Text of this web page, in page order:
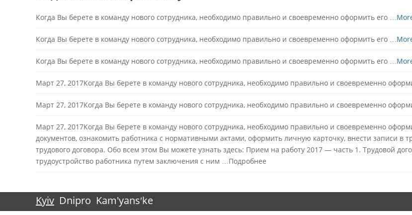
Когда Вы берете в команду нового сотрудника, необходимо правильно и своевременно оформить его …
Когда Вы берете в команду нового сотрудника, необходимо правильно и своевременно оформить его …
Когда Вы берете в команду нового сотрудника, необходимо правильно и своевременно оформить его …
Март 27, 2017Когда Вы берете в команду нового сотрудника, необходимо правильно и своевременно
Март 27, 2017Когда Вы берете в команду нового сотрудника, необходимо правильно и своевременно
Март 27, 2017Когда Вы берете в команду нового сотрудника, необходимо правильно и своевременно
документов, ознакомить работника с нормативными актами, оформить личную карточку, внести записи в
трудового договора. Обо всем этом Вы можете узнать здесь: Прием на работу 2017 — часть 1. Трудовой
трудоустройство работника путем заключения с ним …Подробнее
Kyiv Dnipro Kam'yansʹke